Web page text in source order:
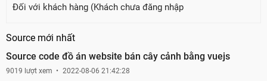
Đối với khách hàng (Khách chưa đăng nhập
Source mới nhất
Source code đồ án website bán cây cảnh bằng vuejs
9019 lượt xem 2022-08-06 21:42:28